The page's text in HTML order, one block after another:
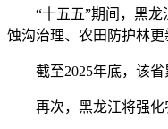
“十五五”期间，黑龙江
蚀沟治理、农田防护林
截至2025年底，该省累
再次，黑龙江将强化农